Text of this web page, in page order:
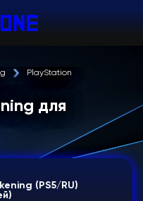
PlayStation
для
(PS5/RU)